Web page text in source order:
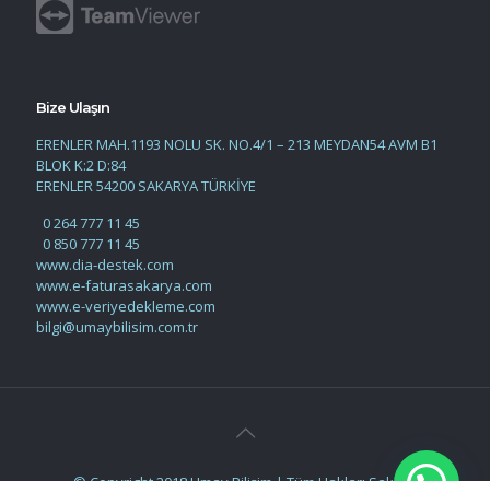
Bize Ulaşın
ERENLER MAH.1193 NOLU SK. NO.4/1 – 213 MEYDAN54 AVM B1
BLOK K:2 D:84
ERENLER 54200 SAKARYA TÜRKİYE
0 264 777 11 45
0 850 777 11 45
www.dia-destek.com
www.e-faturasakarya.com
www.e-veriyedekleme.com
bilgi@umaybilisim.com.tr